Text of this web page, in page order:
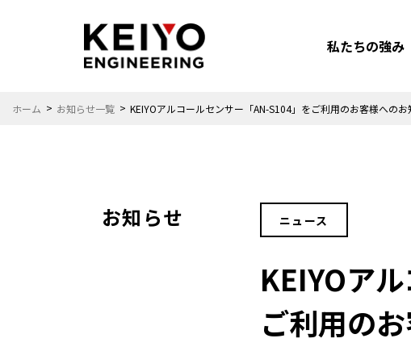
私たちの強み
安心安全 カーエンタメ
ホーム お知らせ一覧 KEIYOアルコールセンサー「AN-S104」をご利用のお客様への
お知らせ ニュース
KEIYOア
ご利用の